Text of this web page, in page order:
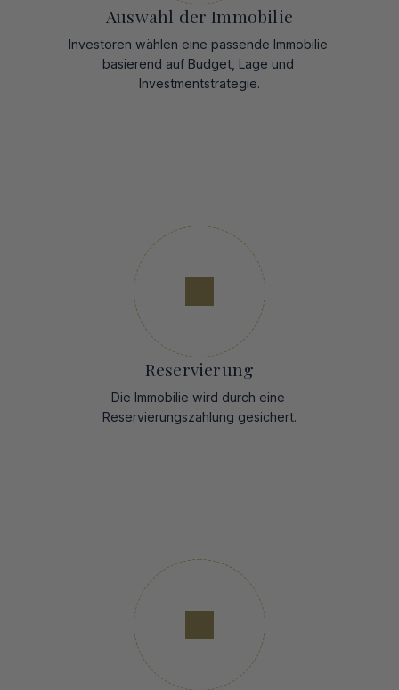
Auswahl der Immobilie
Investoren wählen eine passende Immobilie
basierend auf Budget, Lage und
Investmentstrategie.
Reservierung
Die Immobilie wird durch eine
Reservierungszahlung gesichert.